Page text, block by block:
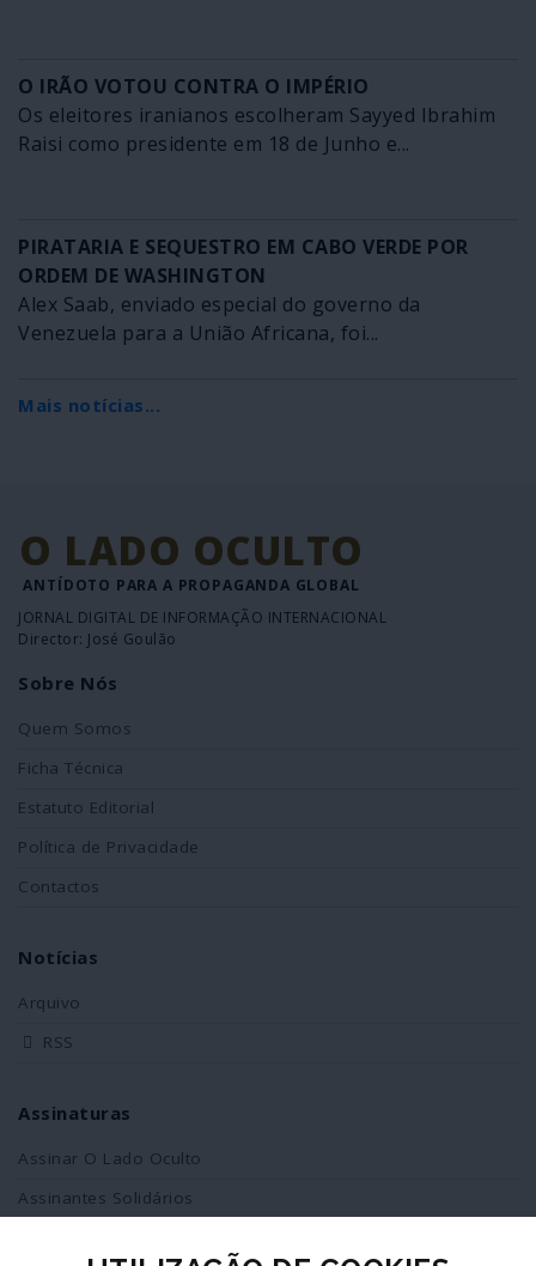
O IRÃO VOTOU CONTRA O IMPÉRIO
Os eleitores iranianos escolheram Sayyed Ibrahim
Raisi como presidente em 18 de Junho e...
PIRATARIA E SEQUESTRO EM CABO VERDE POR
ORDEM DE WASHINGTON
Alex Saab, enviado especial do governo da
Venezuela para a União Africana, foi...
Mais notícias...
O LADO OCULTO
ANTÍDOTO PARA A PROPAGANDA GLOBAL
JORNAL DIGITAL DE INFORMAÇÃO INTERNACIONAL
Director: José Goulão
Sobre Nós
Quem Somos
Ficha Técnica
Estatuto Editorial
Política de Privacidade
Contactos
Notícias
Arquivo
RSS
Assinaturas
Assinar O Lado Oculto
Assinantes Solidários